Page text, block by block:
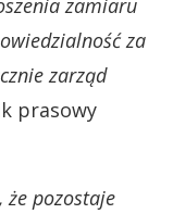
za
zarząd
prasowy
że pozostaje